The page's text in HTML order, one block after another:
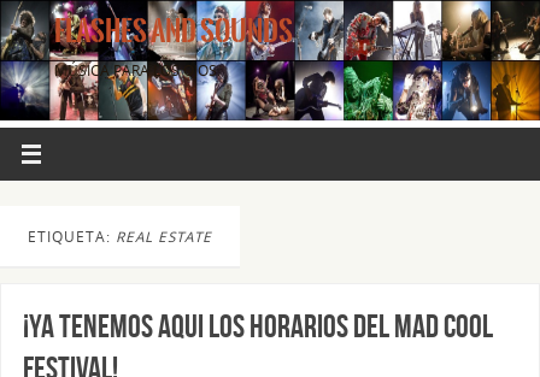
FLASHES AND SOUNDS
MÚSICA PARA LOS OJOS.
ETIQUETA: REAL ESTATE
¡Ya tenemos aqui los horarios del Mad Cool
Festival!